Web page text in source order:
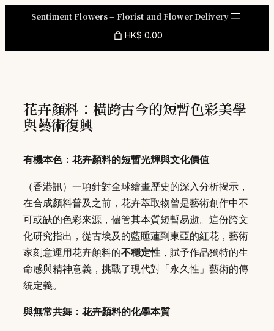
Sentiment Flowers – Florist and Flower Delivery
HK$ 0.00
花卉顏料：橫跨古今的短暫色彩美學
與藝術復興
有機本色：花卉顏料的短暫光輝與文化價值
（香港訊）一項針對全球繪畫歷史的深入分析揭示，
在合成顏料普及之前，花卉萃取物曾是藝術創作中不
可或缺的色彩來源，儘管其本質短暫易逝。這份跨文
化研究指出，從古埃及的藍睡蓮到東亞的紅花，藝術
家刻意運用花卉顏料的不穩定性 ，賦予作品獨特的生
命感與精神意義，挑戰了現代對「永久性」藝術的傳
統定義。
與無常共舞：花卉顏料的化學本質